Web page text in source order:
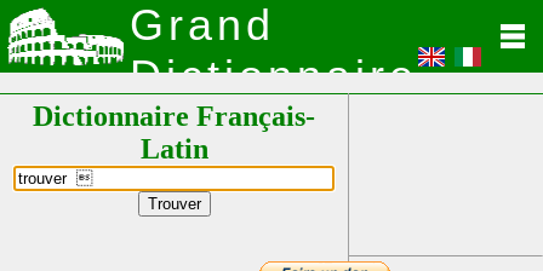
Grand
Dictionnaire
Latin
Dictionnaire Français-
Latin